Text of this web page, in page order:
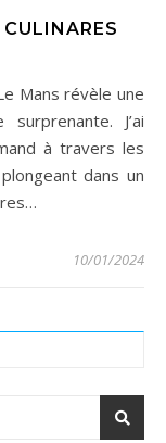
J’ai
à travers les
dans un
10/01/2024